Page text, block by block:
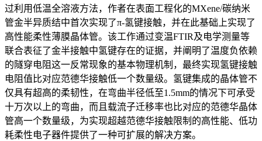
过利用低温全溶液方法，作者在表面工程化的MXene/碳纳米
管金半异质结中首次实现了π-氢键接触，并在此基础上实现了
高性能柔性薄膜晶体管。该工作通过变温FTIR及电学测量等
联合表征了金半接触中氢键存在的证据，并阐明了温度负依赖
的隧穿电阻这一反常现象的基本物理机制，最终实现氢键接触
电阻值比对应范德华接触低一个数量级。氢键集成的晶体管不
仅具有超高的柔韧性，在弯曲半径低至1.5mm的情况下可承受
十万次以上的弯曲，而且载流子迁移率也比对应的范德华晶体
管高一个数量级，为实现超越范德华接触限制的高性能、低功
耗柔性电子器件提供了一种可扩展的解决方案。